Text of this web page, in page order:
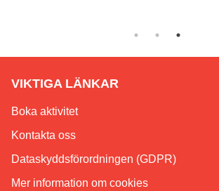
VIKTIGA LÄNKAR
Boka aktivitet
Kontakta oss
Dataskyddsförordningen (GDPR)
Mer information om cookies